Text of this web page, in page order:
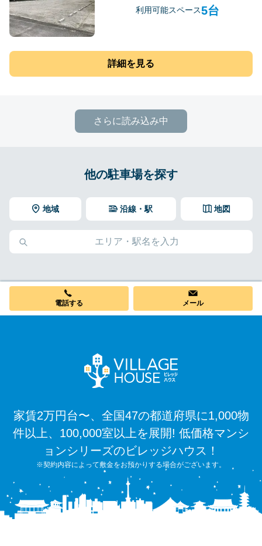
利用可能スペース5台
詳細を見る
さらに読み込み中
他の駐車場を探す
地域 地図
沿線・駅
電話する メール
家賃2万円台〜、全国47の都道府県に1,000物
件以上、100,000室以上を展開! 低価格マンシ
ョンシリーズのビレッジハウス！
※契約内容によって敷金をお預かりする場合がございます。